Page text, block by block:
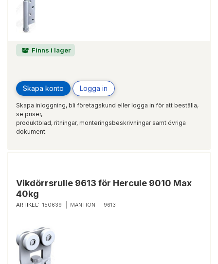
Finns i lager
Skapa konto Logga in
Skapa inloggning, bli företagskund eller logga in för att beställa,
se priser,
produktblad, ritningar, monteringsbeskrivningar samt övriga
dokument.
Vikdörrsrulle 9613 för Hercule 9010 Max
40kg
ARTIKEL: 150639 MANTION 9613